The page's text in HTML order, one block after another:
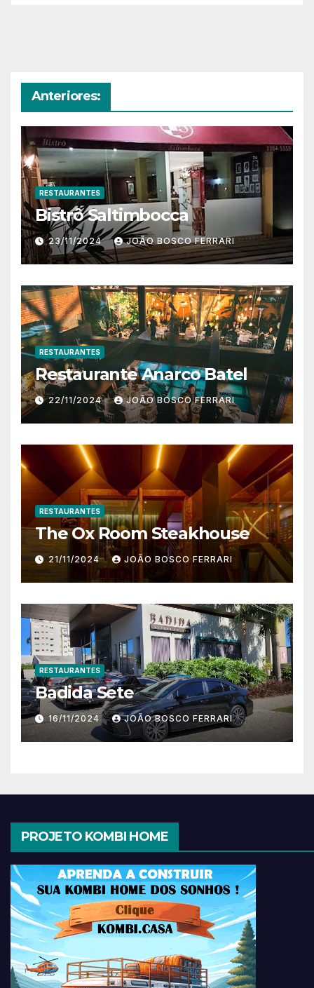
Anteriores:
RESTAURANTES
Bistrô Saltimbocca
23/11/2024 JOÃO BOSCO FERRARI
RESTAURANTES
Restaurante Anarco Batel
22/11/2024 JOÃO BOSCO FERRARI
RESTAURANTES
The Ox Room Steakhouse
21/11/2024 JOÃO BOSCO FERRARI
RESTAURANTES
Badida Sete
16/11/2024 JOÃO BOSCO FERRARI
PROJETO KOMBI HOME